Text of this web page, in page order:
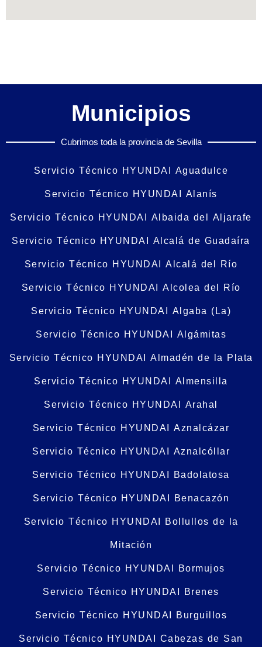
Municipios
Cubrimos toda la provincia de Sevilla
Servicio Técnico HYUNDAI Aguadulce
Servicio Técnico HYUNDAI Alanís
Servicio Técnico HYUNDAI Albaida del Aljarafe
Servicio Técnico HYUNDAI Alcalá de Guadaíra
Servicio Técnico HYUNDAI Alcalá del Río
Servicio Técnico HYUNDAI Alcolea del Río
Servicio Técnico HYUNDAI Algaba (La)
Servicio Técnico HYUNDAI Algámitas
Servicio Técnico HYUNDAI Almadén de la Plata
Servicio Técnico HYUNDAI Almensilla
Servicio Técnico HYUNDAI Arahal
Servicio Técnico HYUNDAI Aznalcázar
Servicio Técnico HYUNDAI Aznalcóllar
Servicio Técnico HYUNDAI Badolatosa
Servicio Técnico HYUNDAI Benacazón
Servicio Técnico HYUNDAI Bollullos de la
Mitación
Servicio Técnico HYUNDAI Bormujos
Servicio Técnico HYUNDAI Brenes
Servicio Técnico HYUNDAI Burguillos
Servicio Técnico HYUNDAI Cabezas de San